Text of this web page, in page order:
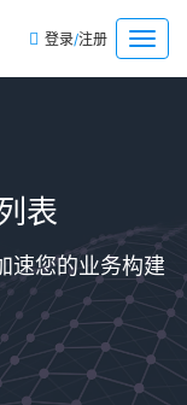
菜
单
登录/注册
表
速您的业务构建